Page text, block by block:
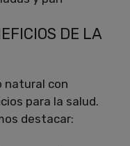
DE LA
natural con
para la salud.
destacar: